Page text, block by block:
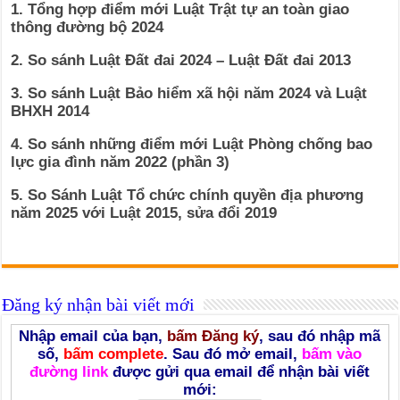
1. Tổng hợp điểm mới Luật Trật tự an toàn giao
thông đường bộ 2024
2. So sánh Luật Đất đai 2024 – Luật Đất đai 2013
3. So sánh Luật Bảo hiểm xã hội năm 2024 và Luật
BHXH 2014
4. So sánh những điểm mới Luật Phòng chống bao
lực gia đình năm 2022 (phần 3)
5. So Sánh Luật Tổ chức chính quyền địa phương
năm 2025 với Luật 2015, sửa đổi 2019
Đăng ký nhận bài viết mới
Nhập email của bạn, bấm Đăng ký, sau đó nhập mã
số, bấm complete. Sau đó mở email, bấm vào
đường linkđược gửi qua email để nhận bài viết
mới: